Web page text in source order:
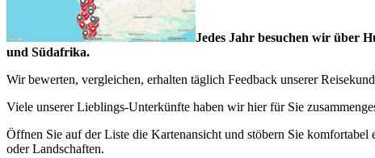
Einfache Einreise
In Namibiawird EU-Bürgern unkompliziert online vorab oder
Für Südafrika und Botswanagenügt für Bürger aus
Achtung:In Namibia und im südlichen Afrika
Jedes Jahr besuchen wir über
und Südafrika.
Wir bewerten, vergleichen, erhalten täglich Feedback unserer
Viele unserer Lieblings-Unterkünfte haben wir hier für Sie
Öffnen Sie auf der Liste die Kartenansicht und stöbern Sie
oder Landschaften.